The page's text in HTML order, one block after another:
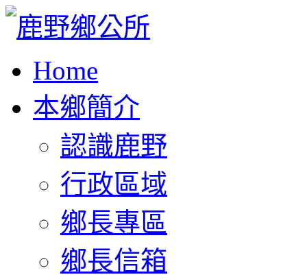
Home
本鄉簡介
認識鹿野
行政區域
鄉長專區
鄉長信箱